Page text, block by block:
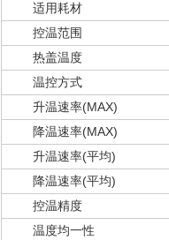
适用耗材
控温范围
热盖温度
温控方式
升温速率(MAX)
降温速率(MAX)
升温速率(平均)
降温速率(平均)
控温精度
温度均一性